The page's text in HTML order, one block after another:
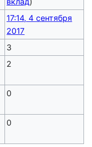
17:14, 4 сентября
2017
3
2
0
0